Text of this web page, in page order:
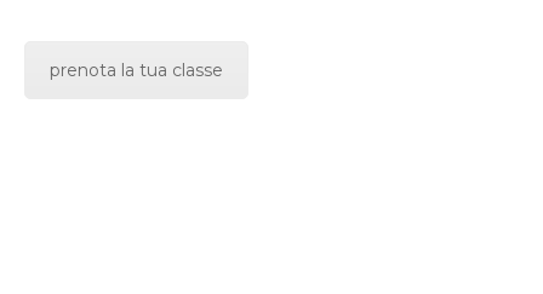
prenota la tua classe